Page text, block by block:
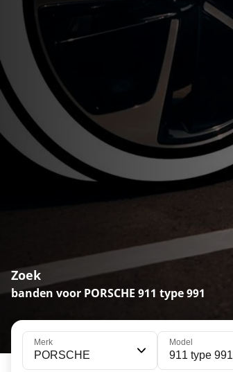
Zoek
banden voor PORSCHE 911 type 991
Merk
PORSCHE
Model
911 type 991